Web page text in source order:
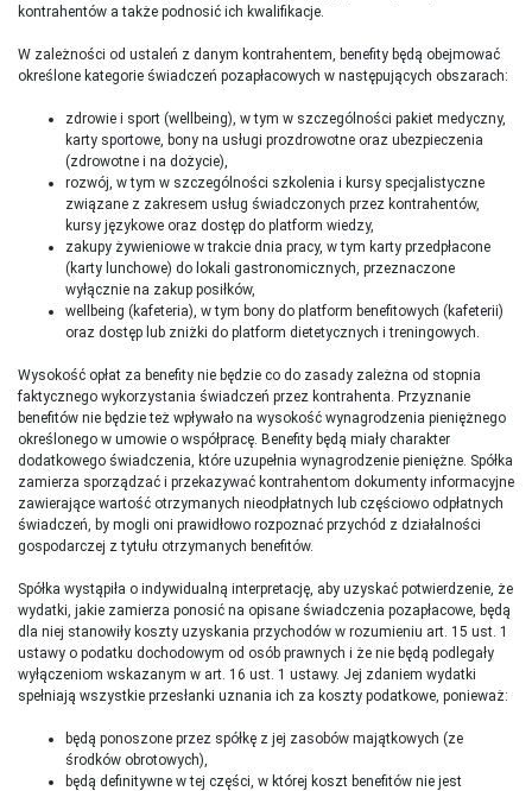
kontrahentów a także podnosić ich kwalifikacje.
W zależności od ustaleń z danym kontrahentem, benefity będą obejmować
określone kategorie świadczeń pozapłacowych w następujących obszarach:
zdrowie i sport (wellbeing), w tym w szczególności pakiet medyczny,
karty sportowe, bony na usługi prozdrowotne oraz ubezpieczenia
(zdrowotne i na dożycie),
rozwój, w tym w szczególności szkolenia i kursy specjalistyczne
związane z zakresem usług świadczonych przez kontrahentów,
kursy językowe oraz dostęp do platform wiedzy,
zakupy żywieniowe w trakcie dnia pracy, w tym karty przedpłacone
(karty lunchowe) do lokali gastronomicznych, przeznaczone
wyłącznie na zakup posiłków,
wellbeing (kafeteria), w tym bony do platform benefitowych (kafeterii)
oraz dostęp lub zniżki do platform dietetycznych i treningowych.
Wysokość opłat za benefity nie będzie co do zasady zależna od stopnia
faktycznego wykorzystania świadczeń przez kontrahenta. Przyznanie
benefitów nie będzie też wpływało na wysokość wynagrodzenia pieniężnego
określonego w umowie o współpracę. Benefity będą miały charakter
dodatkowego świadczenia, które uzupełnia wynagrodzenie pieniężne. Spółka
zamierza sporządzać i przekazywać kontrahentom dokumenty informacyjne
zawierające wartość otrzymanych nieodpłatnych lub częściowo odpłatnych
świadczeń, by mogli oni prawidłowo rozpoznać przychód z działalności
gospodarczej z tytułu otrzymanych benefitów.
Spółka wystąpiła o indywidualną interpretację, aby uzyskać potwierdzenie, że
wydatki, jakie zamierza ponosić na opisane świadczenia pozapłacowe, będą
dla niej stanowiły koszty uzyskania przychodów w rozumieniu art. 15 ust. 1
ustawy o podatku dochodowym od osób prawnych i że nie będą podlegały
wyłączeniom wskazanym w art. 16 ust. 1 ustawy. Jej zdaniem wydatki
spełniają wszystkie przesłanki uznania ich za koszty podatkowe, ponieważ:
będą ponoszone przez spółkę z jej zasobów majątkowych (ze
środków obrotowych),
będą definitywne w tej części, w której koszt benefitów nie jest